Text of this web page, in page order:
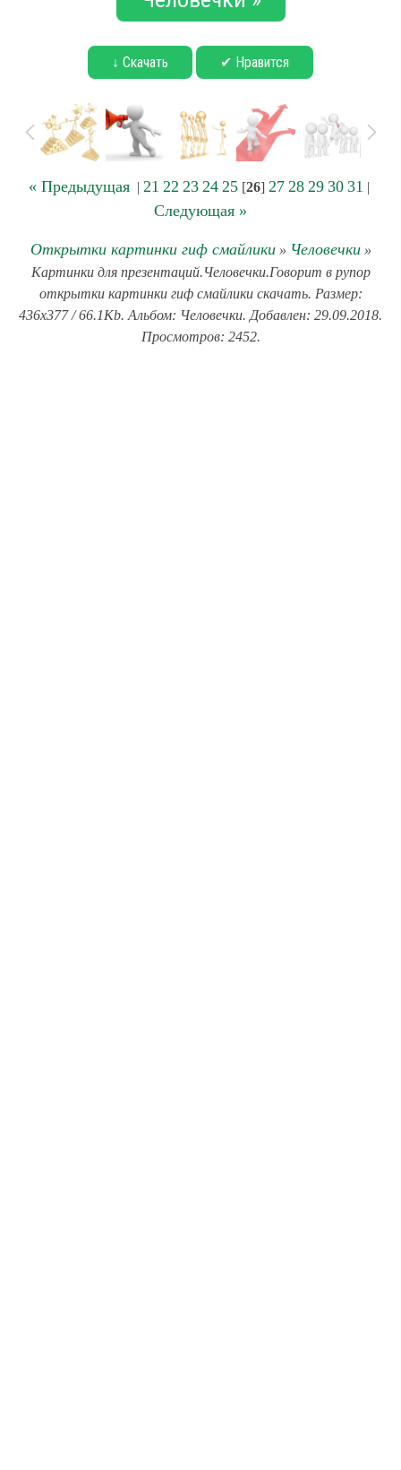
↓ Скачать ✔ Нравится
« Предыдущая| 21 22 23 24 25[26] 27 28 29 30 31 |
Следующая »
Открытки картинки гиф смайлики» Человечки»
Картинки для презентаций.Человечки.Говорит в рупор
открытки картинки гиф смайлики скачать. Размер:
436x377 / 66.1Kb. Альбом: Человечки. Добавлен: 29.09.2018.
Просмотров: 2452.